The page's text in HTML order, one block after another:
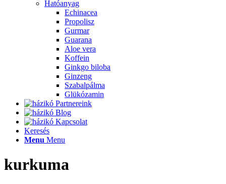
Hatóanyag
Echinacea
Propolisz
Gurmar
Guarana
Aloe vera
Koffein
Ginkgo biloba
Ginzeng
Szabalpálma
Glükózamin
Partnereink
Blog
Kapcsolat
Keresés
Menu Menu
kurkuma